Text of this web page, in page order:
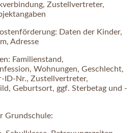
Zustellvertreter,
Daten der Kinder,
Adresse
Familienstand,
Wohnungen, Geschlecht,
ID-Nr., Zustellvertreter,
Geburtsort, ggf. Sterbetag und -
Grundschule: